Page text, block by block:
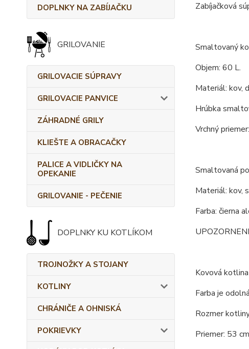
DOPLNKY NA ZABÍJAČKU
GRILOVANIE
GRILOVACIE SÚPRAVY
GRILOVACIE PANVICE
ZÁHRADNÉ GRILY
KLIEŠTE A OBRACAČKY
PALICE A VIDLIČKY NA
OPEKANIE
GRILOVANIE - PEČENIE
DOPLNKY KU KOTLÍKOM
TROJNOŽKY A STOJANY
KOTLINY
CHRÁNIČE A OHNISKÁ
POKRIEVKY
Zabíjačková
Smaltovaný
Objem: 60 L.
Materiál: kov,
Hrúbka
Vrchný
Smaltovaná
Materiál: kov,
Farba: čierna
Kovová
Farba je
Rozmer
Priemer: 53